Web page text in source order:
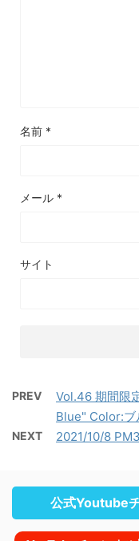
名前 *
メール *
サイト
PREV
Vol.46 期間限
Blue" Color:ブ
NEXT 2021/10/8
公式Youtube